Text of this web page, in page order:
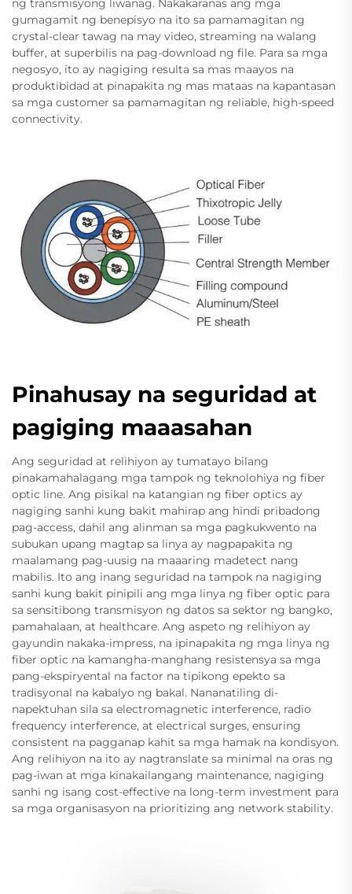
ng transmisyong liwanag. Nakakaranas ang mga
gumagamit ng benepisyo na ito sa pamamagitan ng
crystal-clear tawag na may video, streaming na walang
buffer, at superbilis na pag-download ng file. Para sa mga
negosyo, ito ay nagiging resulta sa mas maayos na
produktibidad at pinapakita ng mas mataas na kapantasan
sa mga customer sa pamamagitan ng reliable, high-speed
connectivity.
Pinahusay na seguridad at
pagiging maaasahan
Ang seguridad at relihiyon ay tumatayo bilang
pinakamahalagang mga tampok ng teknolohiya ng fiber
optic line. Ang pisikal na katangian ng fiber optics ay
nagiging sanhi kung bakit mahirap ang hindi pribadong
pag-access, dahil ang alinman sa mga pagkukwento na
subukan upang magtap sa linya ay nagpapakita ng
maalamang pag-uusig na maaaring madetect nang
mabilis. Ito ang inang seguridad na tampok na nagiging
sanhi kung bakit pinipili ang mga linya ng fiber optic para
sa sensitibong transmisyon ng datos sa sektor ng bangko,
pamahalaan, at healthcare. Ang aspeto ng relihiyon ay
gayundin nakaka-impress, na ipinapakita ng mga linya ng
fiber optic na kamangha-manghang resistensya sa mga
pang-ekspiryental na factor na tipikong epekto sa
tradisyonal na kabalyo ng bakal. Nananatiling di-
napektuhan sila sa electromagnetic interference, radio
frequency interference, at electrical surges, ensuring
consistent na pagganap kahit sa mga hamak na kondisyon.
Ang relihiyon na ito ay nagtranslate sa minimal na oras ng
pag-iwan at mga kinakailangang maintenance, nagiging
sanhi ng isang cost-effective na long-term investment para
sa mga organisasyon na prioritizing ang network stability.